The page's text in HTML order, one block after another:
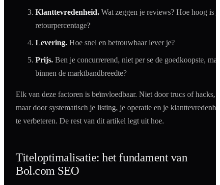
Klanttevredenheid. Wat zeggen je reviews? Hoe hoog is
retourpercentage?
Levering. Hoe snel en betrouwbaar lever je?
Prijs. Ben je concurrerend, niet per se de goedkoopste,
binnen de marktbandbreedte?
Elk van deze factoren is beïnvloedbaar. Niet door trucs of hacks,
maar door systematisch je listing, je operatie en je
te verbeteren. De rest van dit artikel legt uit hoe.
Titeloptimalisatie: het fundament van
Bol.com SEO